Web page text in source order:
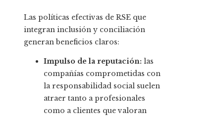
Las políticas efectivas de RSE que
integran inclusión y conciliación
generan beneficios claros:
Impulso de la reputación: las
compañías comprometidas con
la responsabilidad social suelen
atraer tanto a profesionales
como a clientes que valoran